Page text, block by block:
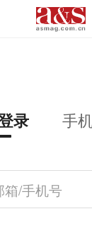
录 手